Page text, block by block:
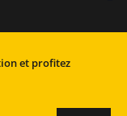
et profitez